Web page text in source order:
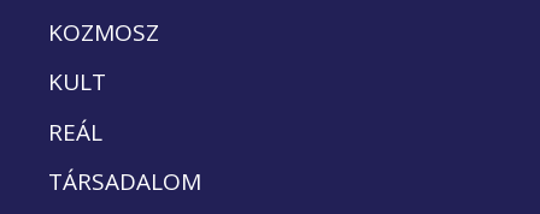
KOZMOSZ
KULT
REÁL
TÁRSADALOM